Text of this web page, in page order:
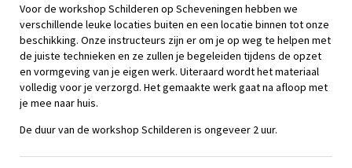
Voor de workshop Schilderen op Scheveningen hebben we
verschillende leuke locaties buiten en een locatie binnen tot onze
beschikking. Onze instructeurs zijn er om je op weg te helpen met
de juiste technieken en ze zullen je begeleiden tijdens de opzet
en vormgeving van je eigen werk. Uiteraard wordt het materiaal
volledig voor je verzorgd. Het gemaakte werk gaat na afloop met
je mee naar huis.
De duur van de workshop Schilderen is ongeveer 2 uur.